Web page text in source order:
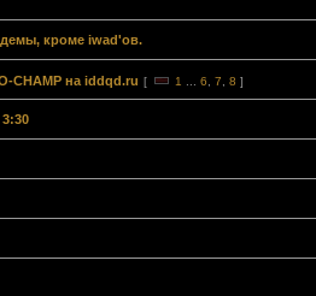
кроме iwad'ов.
CHAMP на iddqd.ru [ 1 6 7 8 ]